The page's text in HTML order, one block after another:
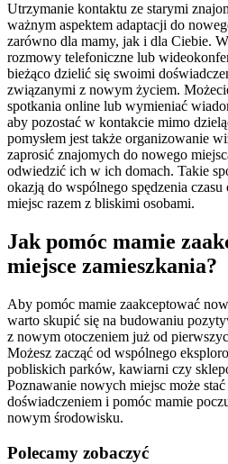
Utrzymanie kontaktu ze starymi
ważnym aspektem adaptacji do
zarówno dla mamy, jak i dla Ciebie.
rozmowy telefoniczne lub
bieżąco dzielić się swoimi
związanymi z nowym życiem.
spotkania online lub wymieniać
aby pozostać w kontakcie mimo
pomysłem jest także organizowanie
zaprosić znajomych do nowego
odwiedzić ich w ich domach. Takie
okazją do wspólnego spędzenia
miejsc razem z bliskimi osobami.
Jak pomóc mamie
miejsce zamieszkania?
Aby pomóc mamie zaakceptować
warto skupić się na budowaniu
z nowym otoczeniem już od
Możesz zacząć od wspólnego
pobliskich parków, kawiarni czy
Poznawanie nowych miejsc może
doświadczeniem i pomóc mamie
nowym środowisku.
Polecamy zobaczyć